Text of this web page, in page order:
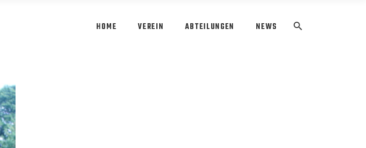
HOME VEREIN ABTEILUNGEN NEWS